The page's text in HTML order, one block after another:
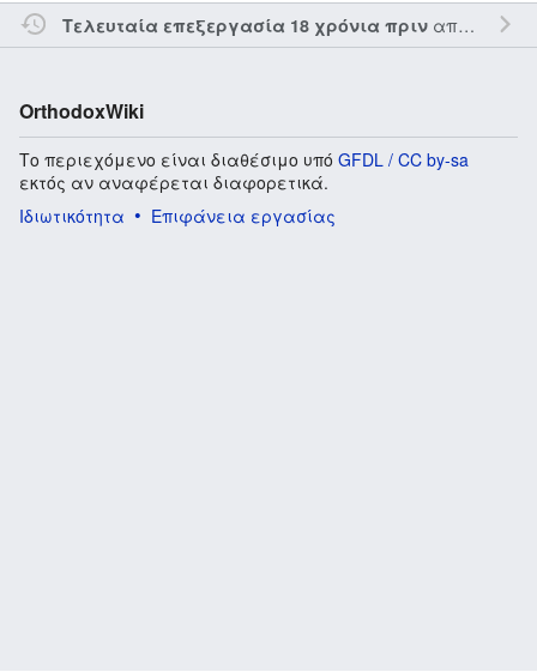
Τελευταία επεξεργασία 18 χρόνια πριναπό τον την
OrthodoxWiki
Το περιεχόμενο είναι διαθέσιμο υπό GFDL / CC by-sa
εκτός αν αναφέρεται διαφορετικά.
Ιδιωτικότητα
Επιφάνεια εργασίας